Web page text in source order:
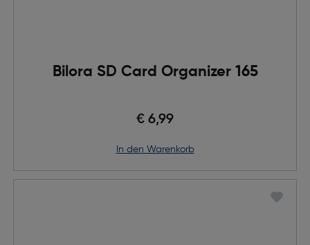
Bilora SD Card Organizer 165
€ 6,99
in den Warenkorb